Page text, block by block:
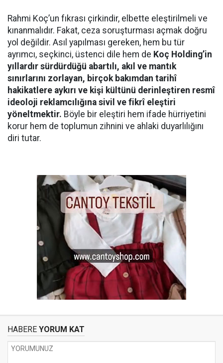
Rahmi Koç’un fıkrası çirkindir, elbette eleştirilmeli ve
kınanmalıdır. Fakat, ceza soruşturması açmak doğru
yol değildir. Asıl yapılması gereken, hem bu tür
ayrımcı, seçkinci, üstenci dile hem de Koç Holding’in
yıllardır sürdürdüğü abartılı, akıl ve mantık
sınırlarını zorlayan, birçok bakımdan tarihî
hakikatlere aykırı ve kişi kültünü derinleştiren resmî
ideoloji reklamcılığına sivil ve fikrî eleştiri
yöneltmektir. Böyle bir eleştiri hem ifade hürriyetini
korur hem de toplumun zihnini ve ahlaki duyarlılığını
diri tutar.
HABERE YORUM KAT